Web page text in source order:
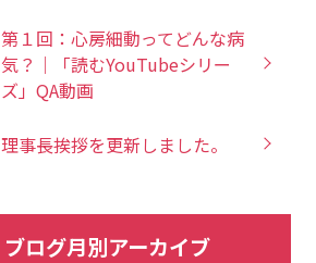
第１回：心房細動ってどんな病
気？｜「読むYouTubeシリー
ズ」QA動画
理事長挨拶を更新しました。
ブログ月別アーカイブ